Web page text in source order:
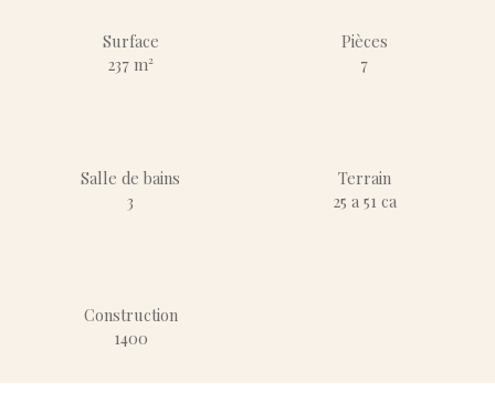
Surface
237m²
Pièces
7
Salle de bains
3
Terrain
25 a 51 ca
Construction
1400